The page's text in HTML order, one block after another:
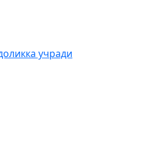
учради